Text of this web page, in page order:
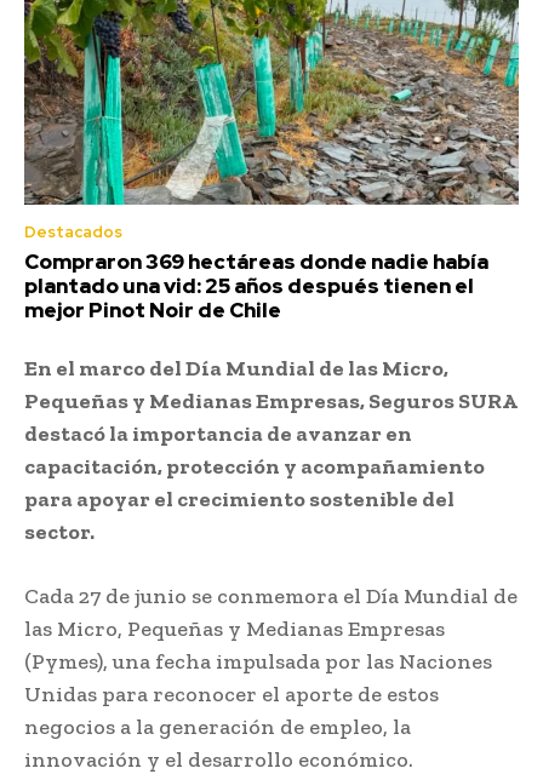
Destacados
Compraron 369 hectáreas donde nadie había
plantado una vid: 25 años después tienen el
mejor Pinot Noir de Chile
En el marco del Día Mundial de las Micro,
Pequeñas y Medianas Empresas, Seguros SURA
destacó la importancia de avanzar en
capacitación, protección y acompañamiento
para apoyar el crecimiento sostenible del
sector.
Cada 27 de junio se conmemora el Día Mundial de
las Micro, Pequeñas y Medianas Empresas
(Pymes), una fecha impulsada por las Naciones
Unidas para reconocer el aporte de estos
negocios a la generación de empleo, la
innovación y el desarrollo económico.